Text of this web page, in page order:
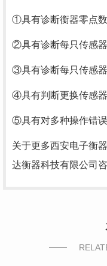
①具有诊断衡器零点
②具有诊断每只传感
③具有诊断每只传感
④具有判断更换传感
⑤具有对多种操作错误
关于更多西安电子衡
达衡器科技有限公司咨